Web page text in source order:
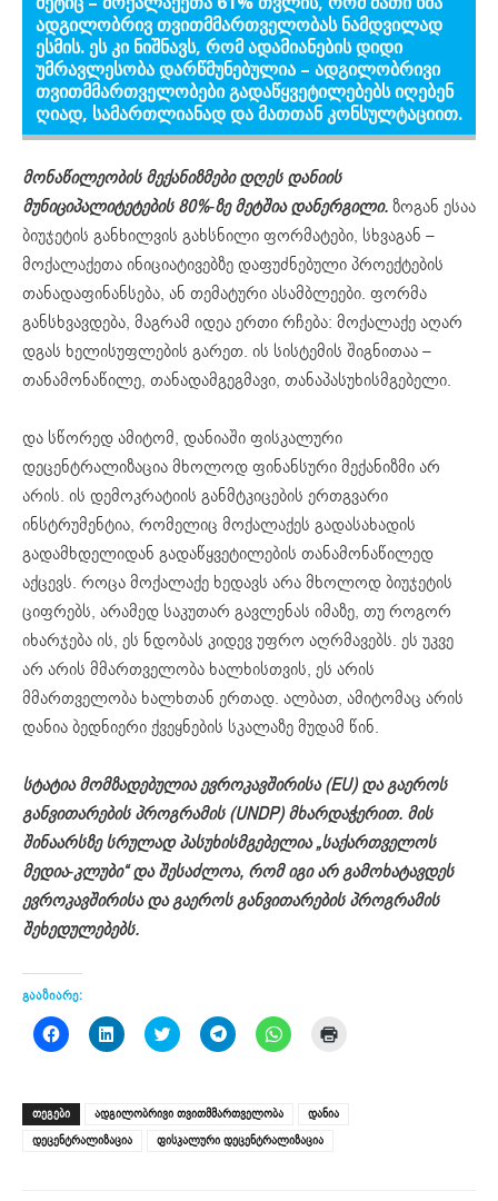
ადგილობრივ თვითმმართველობას ნამდვილად
ესმის. ეს კი ნიშნავს, რომ ადამიანების დიდი
უმრავლესობა დარწმუნებულია – ადგილობრივი
თვითმმართველობები გადაწყვეტილებებს იღებენ
ღიად, სამართლიანად და მათთან კონსულტაციით.
მონაწილეობის მექანიზმები დღეს დანიის
მუნიციპალიტეტების 80%-ზე მეტშია დანერგილი.ზოგან ესაა
ბიუჯეტის განხილვის გახსნილი ფორმატები, სხვაგან –
მოქალაქეთა ინიციატივებზე დაფუძნებული პროექტების
თანადაფინანსება, ან თემატური ასამბლეები. ფორმა
განსხვავდება, მაგრამ იდეა ერთი რჩება: მოქალაქე აღარ
დგას ხელისუფლების გარეთ. ის სისტემის შიგნითაა –
თანამონაწილე, თანადამგეგმავი, თანაპასუხისმგებელი.
და სწორედ ამიტომ, დანიაში ფისკალური
დეცენტრალიზაცია მხოლოდ ფინანსური მექანიზმი არ
არის. ის დემოკრატიის განმტკიცების ერთგვარი
ინსტრუმენტია, რომელიც მოქალაქეს გადასახადის
გადამხდელიდან გადაწყვეტილების თანამონაწილედ
აქცევს. როცა მოქალაქე ხედავს არა მხოლოდ ბიუჯეტის
ციფრებს, არამედ საკუთარ გავლენას იმაზე, თუ როგორ
იხარჯება ის, ეს ნდობას კიდევ უფრო აღრმავებს. ეს უკვე
არ არის მმართველობა ხალხისთვის, ეს არის
მმართველობა ხალხთან ერთად. ალბათ, ამიტომაც არის
დანია ბედნიერი ქვეყნების სკალაზე მუდამ წინ.
სტატია მომზადებულია ევროკავშირისა (EU) და გაეროს
განვითარების პროგრამის (UNDP) მხარდაჭერით. მის
შინაარსზე სრულად პასუხისმგებელია „საქართველოს
მედია-კლუბი“ და შესაძლოა, რომ იგი არ გამოხატავდეს
ევროკავშირისა და გაეროს განვითარების პროგრამის
შეხედულებებს.
გააზიარე:
Click
to
(Opens
in
new
window)
Click
to
(Opens
in
new
window)
Click
to
(Opens
in
new
window)
Click
to
(Opens
in
new
window)
Click
to
(Opens
new
window)
ᲗᲔᲒᲔᲑᲘ ადგილობრივი თვითმმართველობა
დანია
დეცენტრალიზაცია
ფისკალური დეცენტრალიზაცია